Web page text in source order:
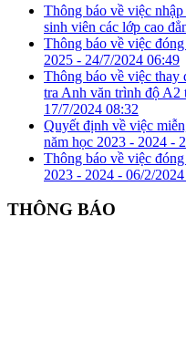
Thông báo về việc
sinh viên các lớp cao
Thông báo về việc
2025 - 24/7/2024 06:49
Thông báo về việc thay
tra Anh văn trình độ A2
17/7/2024 08:32
Quyết định về việc
năm học 2023 - 2024 -
Thông báo về việc
2023 - 2024 - 06/2/
THÔNG BÁO